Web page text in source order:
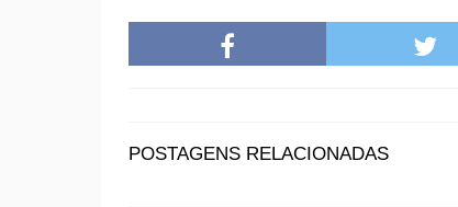
POSTAGENS RELACIONADAS